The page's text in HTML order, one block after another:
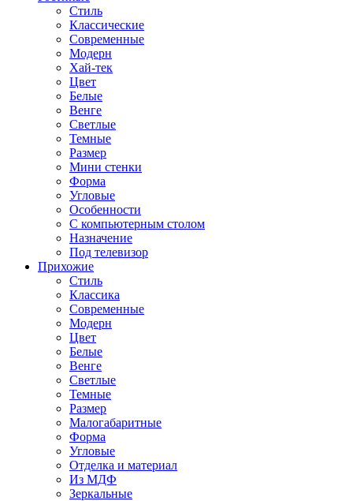
Стиль
Классические
Современные
Модерн
Хай-тек
Цвет
Белые
Венге
Светлые
Темные
Размер
Мини стенки
Форма
Угловые
Особенности
С компьютерным столом
Назначение
Под телевизор
Прихожие
Стиль
Классика
Современные
Модерн
Цвет
Белые
Венге
Светлые
Темные
Размер
Малогабаритные
Форма
Угловые
Отделка и материал
Из МДФ
Зеркальные